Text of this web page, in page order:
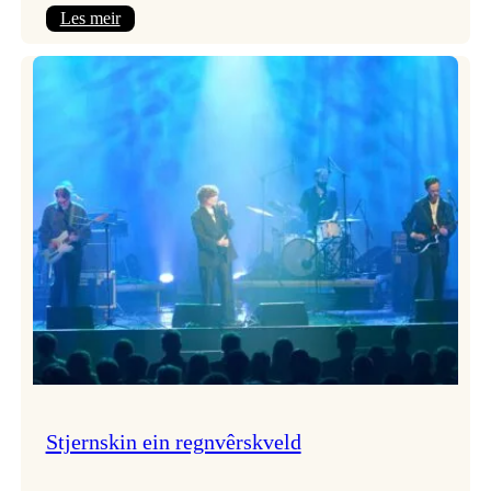
Les meir:
&
Haltli
Stjernskin ein regnvêrskveld